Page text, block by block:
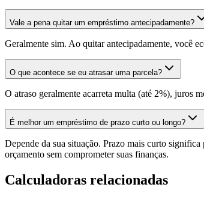
Vale a pena quitar um empréstimo antecipadamente?
Geralmente sim. Ao quitar antecipadamente, você
O que acontece se eu atrasar uma parcela?
O atraso geralmente acarreta multa (até 2%), juros
É melhor um empréstimo de prazo curto ou longo?
Depende da sua situação. Prazo mais curto
orçamento sem comprometer suas finanças.
Calculadoras relacionadas